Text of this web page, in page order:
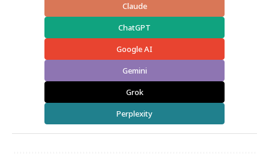
Claude
ChatGPT
Google AI
Gemini
Grok
Perplexity